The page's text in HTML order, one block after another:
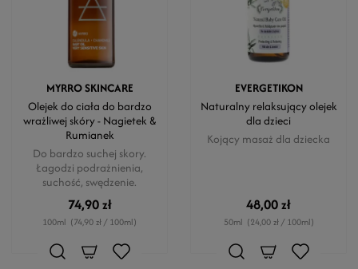
MYRRO SKINCARE
Olejek do ciała do bardzo
wrażliwej skóry - Nagietek &
Rumianek
Do bardzo suchej skory.
Łagodzi podrażnienia,
suchość, swędzenie.
74,90 zł
100ml (74,90 zł / 100ml)
EVERGETIKON
Naturalny relaksujący olejek
dla dzieci
Kojący masaż dla dziecka
48,00 zł
50ml (24,00 zł / 100ml)